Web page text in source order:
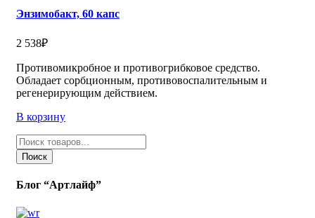
Энзимобакт, 60 капс
2 538₽
Противомикробное и противогрибковое средство.
Обладает сорбционным, противовоспалительным и
регенерирующим действием.
В корзину
товаров
Поиск
Блог “Артлайф”